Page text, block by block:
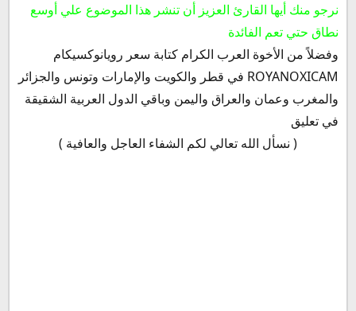
نرجو منك أيها القارئ العزيز أن تنشر هذا الموضوع علي أوسع
نطاق حتي تعم الفائدة
وفضلاً من الأخوة العرب الكرام كتابة سعر رويانوكسيكام
ROYANOXICAM في قطر والكويت والإمارات وتونس والجزائر
والمغرب وعمان والعراق واليمن وباقي الدول العربية الشقيقة
في تعليق
( نسأل الله تعالي لكم الشفاء العاجل والعافية )